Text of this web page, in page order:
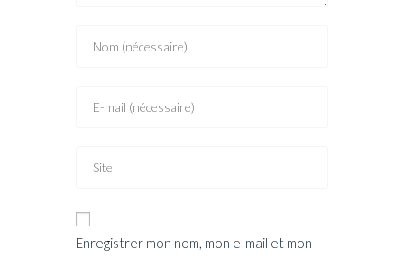
Enregistrer mon nom, mon e-mail et mon